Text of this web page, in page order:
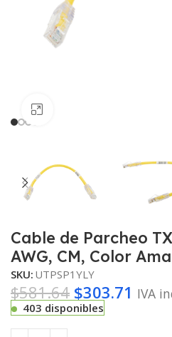
Cable de Parcheo
AWG, CM, Color
SKU: UTPSP1YLY
$581.64 $303.71 IVA
403 disponibles